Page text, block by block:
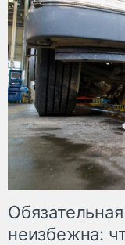
неизбежна: